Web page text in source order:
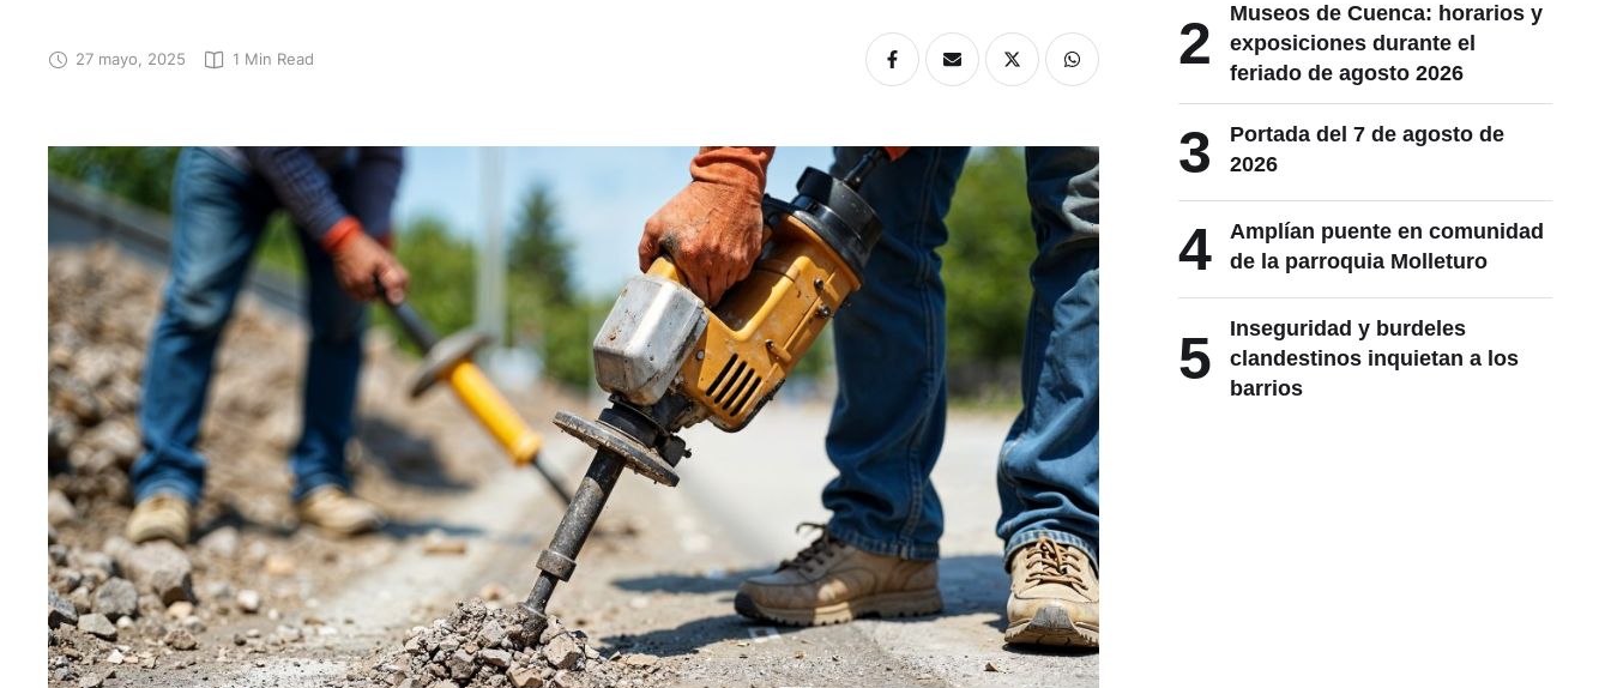
27 mayo, 2025 1 Min Read 2
Museos de Cuenca: horarios y
exposiciones durante el
feriado de agosto 2026
3
Portada del 7 de agosto de
2026
4
Amplían puente en comunidad
de la parroquia Molleturo
5
Inseguridad y burdeles
clandestinos inquietan a los
barrios